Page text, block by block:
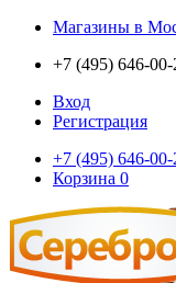
Магазины в
+7 (495) 646-00-
Вход
Регистрация
+7 (495) 646-00-
Корзина 0